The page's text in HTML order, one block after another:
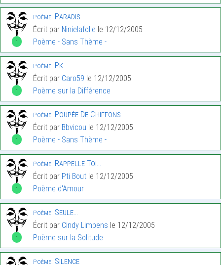
1
Poème: Paradis
Écrit par Ninielafolle le 12/12/2005
Poème - Sans Thème -
1
Poème: Pk
Écrit par Caro59 le 12/12/2005
Poème sur la Différence
1
Poème: Poupée De Chiffons
Écrit par Bbvicou le 12/12/2005
Poème - Sans Thème -
1
Poème: Rappelle Toi…
Écrit par Pti Bout le 12/12/2005
Poème d'Amour
1
Poème: Seule…
Écrit par Cindy Limpens le 12/12/2005
Poème sur la Solitude
Poème: Silence